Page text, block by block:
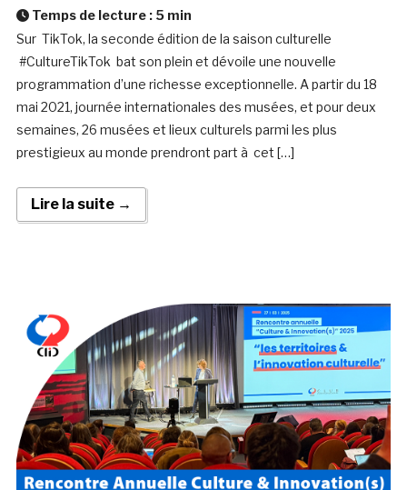
Temps de lecture : 5 min
Sur TikTok, la seconde édition de la saison culturelle
#CultureTikTok bat son plein et dévoile une nouvelle
programmation d’une richesse exceptionnelle. A partir du 18
mai 2021, journée internationales des musées, et pour deux
semaines, 26 musées et lieux culturels parmi les plus
prestigieux au monde prendront part à cet […]
Lire la suite →